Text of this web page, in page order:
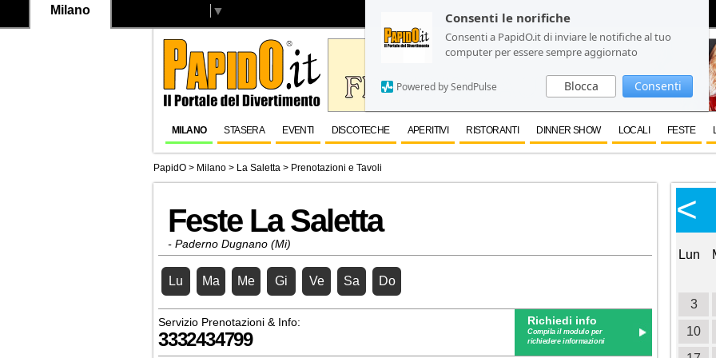
Consenti le norifiche
Consenti a PapidO.it di inviare le notifiche al tuo
computer per essere sempre aggiornato
Blocca Consenti
Powered by SendPulse
Consenti le norifiche
Consenti a PapidO.it di inviare le notifiche al tuo
computer per essere sempre aggiornato
Blocca Consenti
Powered by SendPulse
Milano ▼
MILANO STASERA EVENTI DISCOTECHE APERITIVI RISTORANTI DINNER SHOW LOCALI FESTE
PapidO > Milano > La Saletta > Prenotazioni e Tavoli
Feste La Saletta
- Paderno Dugnano (Mi)
Lu Ma Me Gi Ve Sa Do
Servizio Prenotazioni & Info:
3332434799
Richiedi info
Compila il modulo per
richiedere informazioni
Lun Mar Mer Gio Ven Sab
Dom
14 15 16
<
Lun
3
10